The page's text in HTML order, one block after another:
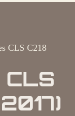
CLS C218
CLS